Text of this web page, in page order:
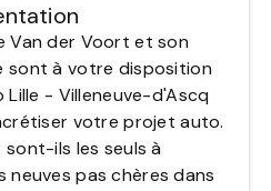
Van der Voort et son
sont à votre disposition
Lille - Villeneuve-d'Ascq
votre projet auto.
ils les seuls à
pas chères dans